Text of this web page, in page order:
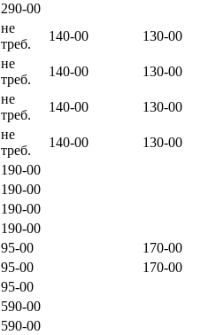
290-00
не
треб.
140-00 130-00
не
треб.
140-00 130-00
не
треб.
140-00 130-00
не
треб.
140-00
130-00
190-00
190-00
190-00
190-00
95-00
170-00
95-00
170-00
95-00
590-00
590-00